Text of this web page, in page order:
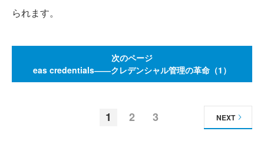
られます。
次のページ
eas credentials――クレデンシャル管理の革命（1）
1 2 3 NEXT